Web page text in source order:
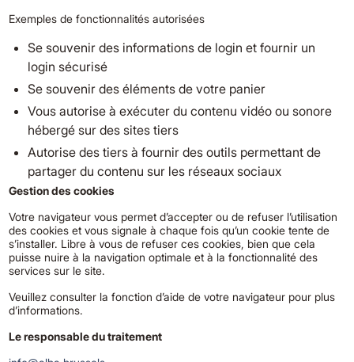
Exemples de fonctionnalités autorisées
Se souvenir des informations de login et fournir un
login sécurisé
Se souvenir des éléments de votre panier
Vous autorise à exécuter du contenu vidéo ou sonore
hébergé sur des sites tiers
Autorise des tiers à fournir des outils permettant de
partager du contenu sur les réseaux sociaux
Gestion des cookies
Votre navigateur vous permet d’accepter ou de refuser l’utilisation
des cookies et vous signale à chaque fois qu’un cookie tente de
s’installer. Libre à vous de refuser ces cookies, bien que cela
puisse nuire à la navigation optimale et à la fonctionnalité des
services sur le site.
Veuillez consulter la fonction d’aide de votre navigateur pour plus
d’informations.
Le responsable du traitement